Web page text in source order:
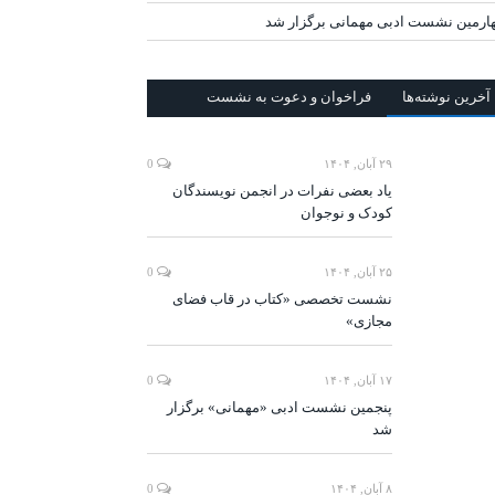
نشست ادبی مهمانی برگزار شد
آخرين‌ نوشته‌ها فراخوان و دعوت به نشست
۲۹ آبان, ۱۴۰۴
یاد بعضی نفرات در انجمن نویسندگان
کودک و نوجوان
۲۵ آبان, ۱۴۰۴
نشست تخصصی «کتاب در قاب فضای
مجازی»
۱۷ آبان, ۱۴۰۴
پنجمین نشست ادبی «مهمانی» برگزار
شد
۸ آبان, ۱۴۰۴